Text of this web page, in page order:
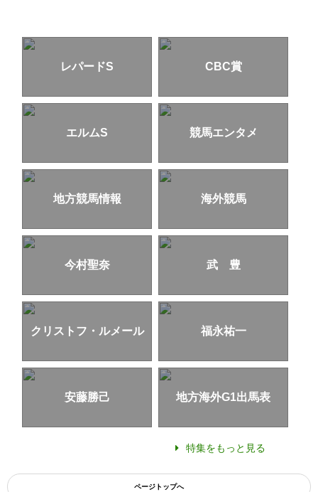
レパードS CBC賞
エルムS 競馬エンタメ
地方競馬情報 海外競馬
今村聖奈 武 豊
クリストフ・ルメール 福永祐一
安藤勝己 地方海外G1出馬表
特集をもっと見る
ページトップへ